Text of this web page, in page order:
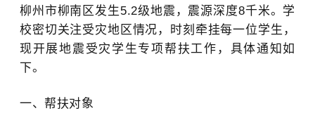
柳州市柳南区发生5.2级地震，震源深度8千米。 学
校密切关注受灾地区 情况 ， 时刻 牵挂每一位学生 ，
现开展地震受灾学生专项帮扶工作，具体通知如
下。
一、帮扶对象